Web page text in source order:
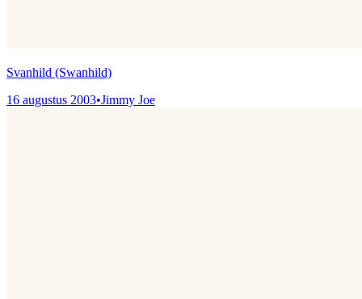
Svanhild (Swanhild)
16 augustus 2003•Jimmy Joe